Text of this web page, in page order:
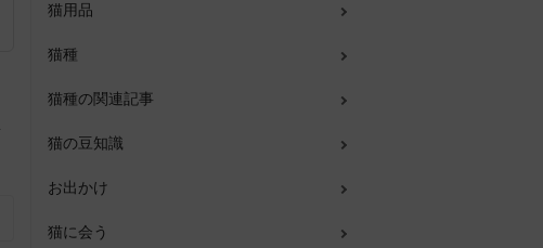
猫用品
猫種
猫種の関連記事
猫の豆知識
お出かけ
猫に会う